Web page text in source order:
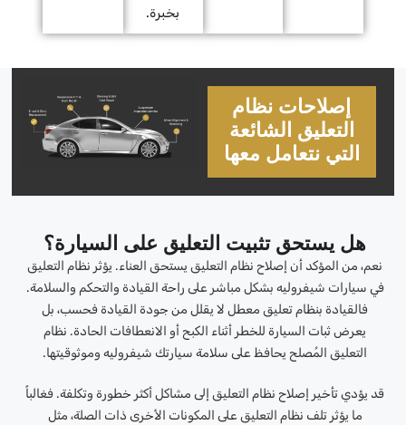
بخبرة.
إصلاحات نظام
التعليق الشائعة
التي نتعامل معها
هل يستحق تثبيت التعليق على السيارة؟
نعم، من المؤكد أن إصلاح نظام التعليق يستحق العناء. يؤثر نظام التعليق
في سيارات شيفروليه بشكل مباشر على راحة القيادة والتحكم والسلامة.
فالقيادة بنظام تعليق معطل لا يقلل من جودة القيادة فحسب، بل
يعرض ثبات السيارة للخطر أثناء الكبح أو الانعطافات الحادة. نظام
التعليق المُصلح يحافظ على سلامة سيارتك شيفروليه وموثوقيتها.
قد يؤدي تأخير إصلاح نظام التعليق إلى مشاكل أكثر خطورة وتكلفة. فغالباً
ما يؤثر تلف نظام التعليق على المكونات الأخرى ذات الصلة، مثل